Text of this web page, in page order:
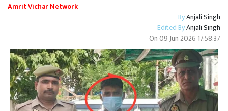
Amrit Vichar Network
ByAnjali Singh
Edited ByAnjali Singh
On09 Jun 2026 17:58:37